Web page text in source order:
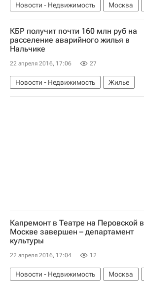
Новости - Недвижимость Москва
КБР получит почти 160 млн руб на
расселение аварийного жилья в
Нальчике
22 апреля 2016, 17:06 27
Новости - Недвижимость
Жилье
Аварийные дома
Фонд ЖКХ
Капремонт в Театре на Перовской в
Москве завершен – департамент
культуры
22 апреля 2016, 17:04 12
Новости - Недвижимость Москва